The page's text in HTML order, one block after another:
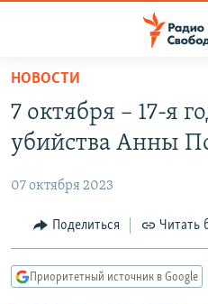
упрощенного
доступа
Вернуться
основному
Вернутся
главной
навигации
ПРОГРАММЫ
ПОДКАСТЫ
ЦИТАТЫ СВОБОДЫ
МНЕНИЯ
IDEL.РЕАЛИИ
НОВОСТИ
7 октября – 17-я
убийства Анны
07 октября 2023
Поделиться Читать
Приоритетный источник в Google